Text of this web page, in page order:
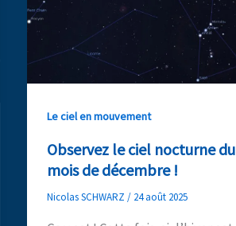
Le ciel en mouvement
Observez le ciel nocturne du
mois de décembre !
Nicolas SCHWARZ/ 24 août 2025